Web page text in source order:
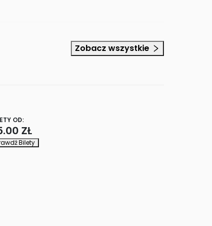
Zobacz wszystkie
OD:
ZŁ
Bilety